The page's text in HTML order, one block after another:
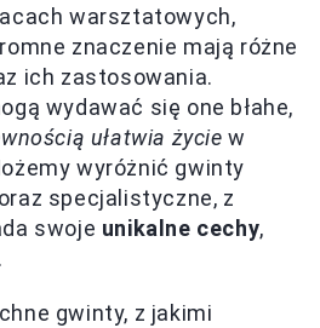
warsztatowych,
znaczenie mają różne
ich zastosowania.
wydawać się one błahe,
ułatwia życie w
wyróżnić gwinty
specjalistyczne, z
swoje unikalne cechy,
gwinty, z jakimi